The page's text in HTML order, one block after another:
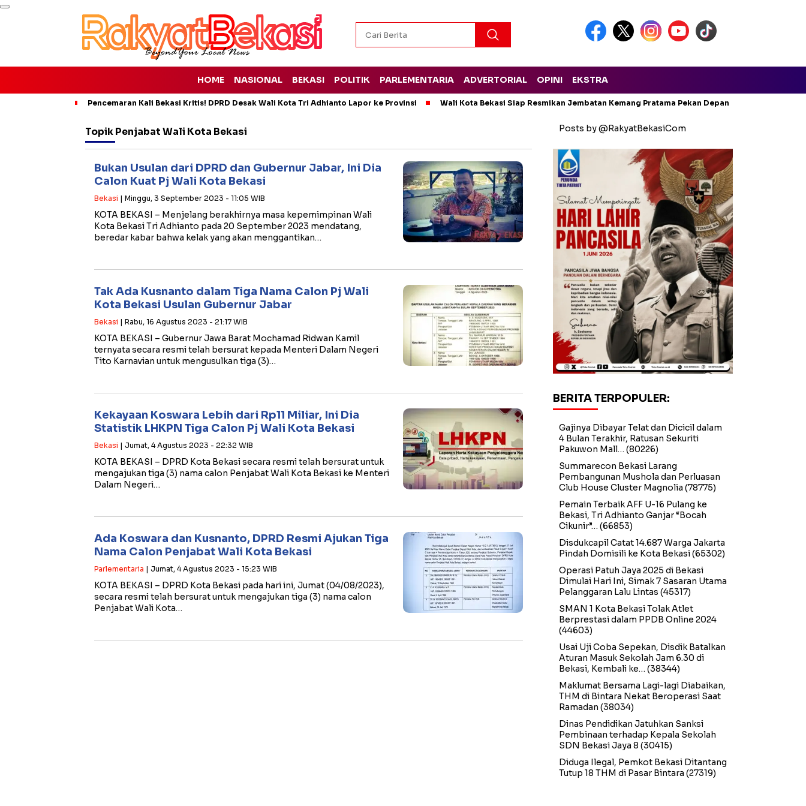
HOME NASIONAL BEKASI POLITIK PARLEMENTARIA ADVERTORIAL OPINI EKSTRA
Pencemaran Kali Bekasi Kritis! DPRD Desak Wali Kota Tri Adhianto Lapor ke Provinsi Wali Kota Bekasi Siap Resmikan Jembatan Kemang Pratama Pekan Depan
Topik Penjabat Wali Kota Bekasi
Bukan Usulan dari DPRD dan Gubernur Jabar, Ini Dia
Calon Kuat Pj Wali Kota Bekasi
Bekasi | Minggu, 3 September 2023 - 11:05 WIB
KOTA BEKASI – Menjelang berakhirnya masa kepemimpinan Wali
Kota Bekasi Tri Adhianto pada 20 September 2023 mendatang,
beredar kabar bahwa kelak yang akan menggantikan…
Tak Ada Kusnanto dalam Tiga Nama Calon Pj Wali
Kota Bekasi Usulan Gubernur Jabar
Bekasi | Rabu, 16 Agustus 2023 - 21:17 WIB
KOTA BEKASI – Gubernur Jawa Barat Mochamad Ridwan Kamil
ternyata secara resmi telah bersurat kepada Menteri Dalam Negeri
Tito Karnavian untuk mengusulkan tiga (3)…
Kekayaan Koswara Lebih dari Rp11 Miliar, Ini Dia
Statistik LHKPN Tiga Calon Pj Wali Kota Bekasi
Bekasi | Jumat, 4 Agustus 2023 - 22:32 WIB
KOTA BEKASI – DPRD Kota Bekasi secara resmi telah bersurat untuk
mengajukan tiga (3) nama calon Penjabat Wali Kota Bekasi ke Menteri
Dalam Negeri…
Ada Koswara dan Kusnanto, DPRD Resmi Ajukan Tiga
Nama Calon Penjabat Wali Kota Bekasi
Parlementaria | Jumat, 4 Agustus 2023 - 15:23 WIB
KOTA BEKASI – DPRD Kota Bekasi pada hari ini, Jumat (04/08/2023),
secara resmi telah bersurat untuk mengajukan tiga (3) nama calon
Penjabat Wali Kota…
Posts by @RakyatBekasiCom
BERITA TERPOPULER:
Gajinya Dibayar Telat dan Dicicil dalam
4 Bulan Terakhir, Ratusan Sekuriti
Pakuwon Mall… (80226)
Summarecon Bekasi Larang
Pembangunan Mushola dan Perluasan
Club House Cluster Magnolia (78775)
Pemain Terbaik AFF U-16 Pulang ke
Bekasi, Tri Adhianto Ganjar “Bocah
Cikunir”… (66853)
Disdukcapil Catat 14.687 Warga Jakarta
Pindah Domisili ke Kota Bekasi(65302)
Operasi Patuh Jaya 2025 di Bekasi
Dimulai Hari Ini, Simak 7 Sasaran Utama
Pelanggaran Lalu Lintas (45317)
SMAN 1 Kota Bekasi Tolak Atlet
Berprestasi dalam PPDB Online 2024
(44603)
Usai Uji Coba Sepekan, Disdik Batalkan
Aturan Masuk Sekolah Jam 6.30 di
Bekasi, Kembali ke… (38344)
Maklumat Bersama Lagi-lagi Diabaikan,
THM di Bintara Nekat Beroperasi Saat
Ramadan (38034)
Dinas Pendidikan Jatuhkan Sanksi
Pembinaan terhadap Kepala Sekolah
SDN Bekasi Jaya 8 (30415)
Diduga Ilegal, Pemkot Bekasi Ditantang
Tutup 18 THM di Pasar Bintara (27319)